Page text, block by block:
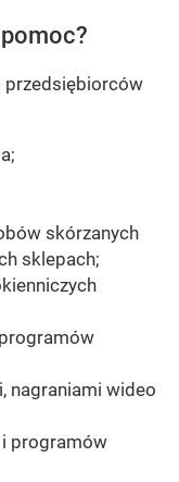
przedsiębiorców
skórzanych
sklepach;
nagraniami wideo
programów